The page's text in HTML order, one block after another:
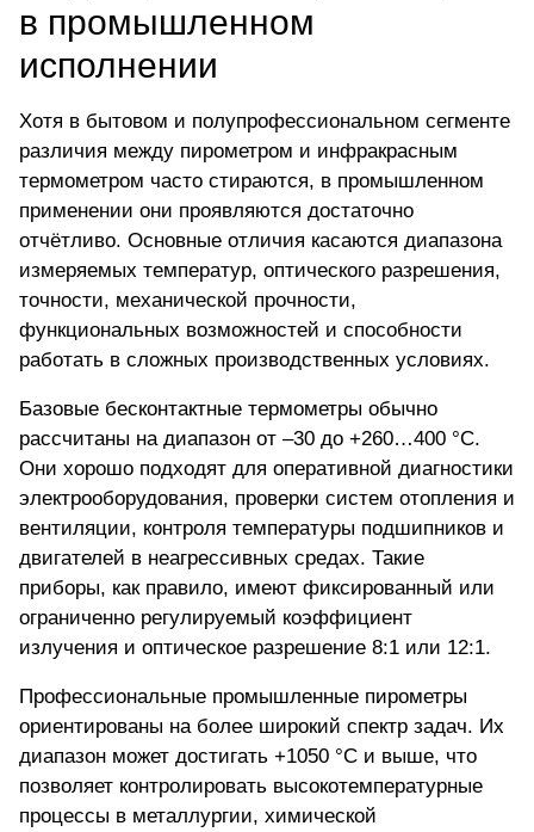
в промышленном
исполнении
Хотя в бытовом и полупрофессиональном сегменте
различия между пирометром и инфракрасным
термометром часто стираются, в промышленном
применении они проявляются достаточно
отчётливо. Основные отличия касаются диапазона
измеряемых температур, оптического разрешения,
точности, механической прочности,
функциональных возможностей и способности
работать в сложных производственных условиях.
Базовые бесконтактные термометры обычно
рассчитаны на диапазон от –30 до +260…400 °C.
Они хорошо подходят для оперативной диагностики
электрооборудования, проверки систем отопления и
вентиляции, контроля температуры подшипников и
двигателей в неагрессивных средах. Такие
приборы, как правило, имеют фиксированный или
ограниченно регулируемый коэффициент
излучения и оптическое разрешение 8:1 или 12:1.
Профессиональные промышленные пирометры
ориентированы на более широкий спектр задач. Их
диапазон может достигать +1050 °C и выше, что
позволяет контролировать высокотемпературные
процессы в металлургии, химической